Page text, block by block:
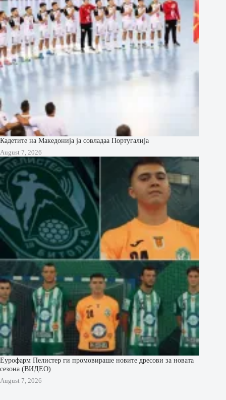
Кадетите на Македонија ја совладаа Португалија
August 7, 2026
Еурофарм Пелистер ги промовираше новите дресови за новата
сезона (ВИДЕО)
August 7, 2026